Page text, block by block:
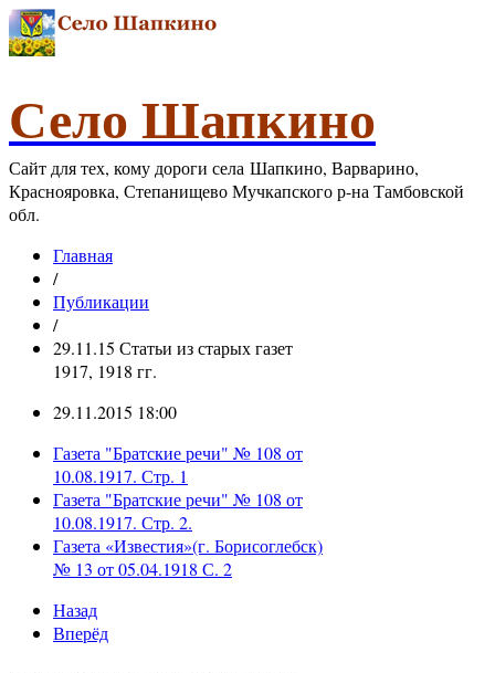
Село Шапкино
Сайт для тех, кому дороги села Шапкино, Варварино,
Краснояровка, Степанищево Мучкапского р-на Тамбовской
обл.
Главная
/
Публикации
/
29.11.15 Статьи из старых газет
1917, 1918 гг.
29.11.2015 18:00
Газета "Братские речи" № 108 от
10.08.1917. Стр. 1
Газета "Братские речи" № 108 от
10.08.1917. Стр. 2.
Газета «Известия»(г. Борисоглебск)
№ 13 от 05.04.1918 С. 2
Назад
Вперёд